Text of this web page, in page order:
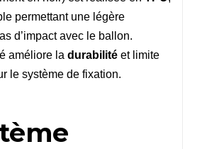
permettant une légère
d’impact avec le ballon.
améliore la durabilitéet limite
le système de fixation.